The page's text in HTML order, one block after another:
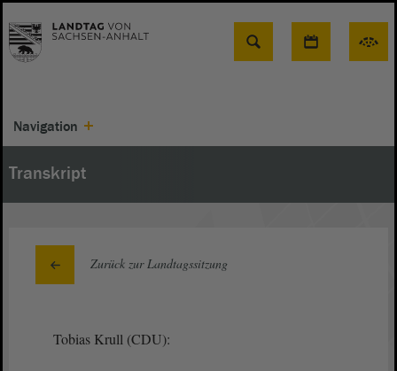
Suche
Navigation
Transkript
Zurück zur Landtagssitzung
Tobias Krull (CDU):